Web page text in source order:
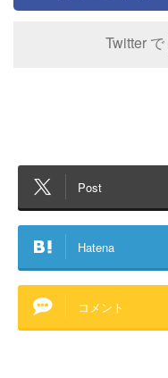
Twitter で
Post
Hatena
コメント